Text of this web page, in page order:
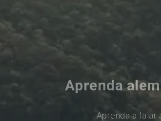
Aprenda
Aprenda a falar